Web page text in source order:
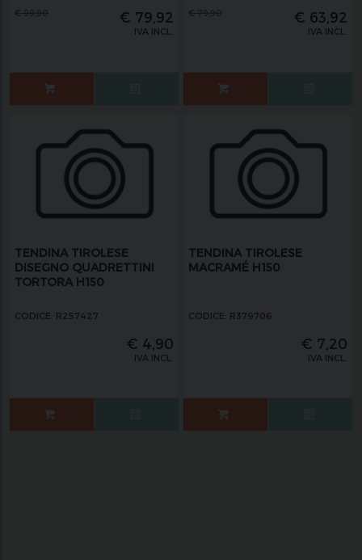
€ 79,92
IVA INCL.
€ 63,92
IVA INCL.
TENDINA TIROLESE
DISEGNO QUADRETTINI
TORTORA H150
CODICE: R257427
€ 4,90
IVA INCL.
TENDINA TIROLESE
MACRAMÉ H150
CODICE: R379706
€ 7,20
IVA INCL.